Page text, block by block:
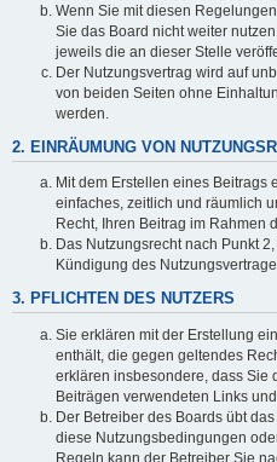
Wenn Sie mit diesen
Sie das Board nicht weiter
jeweils die an dieser Stelle
Der Nutzungsvertrag wird auf
von beiden Seiten ohne
werden.
2. EINRÄUMUNG VON
Mit dem Erstellen eines Beitrags
einfaches, zeitlich und räumlich
Recht, Ihren Beitrag im Rahmen
Das Nutzungsrecht nach Punkt
Kündigung des
3. PFLICHTEN DES NUTZERS
Sie erklären mit der Erstellung
enthält, die gegen geltendes
erklären insbesondere, dass Sie
Beiträgen verwendeten Links
Der Betreiber des Boards übt
diese Nutzungsbedingungen
Regeln kann der Betreiber Sie